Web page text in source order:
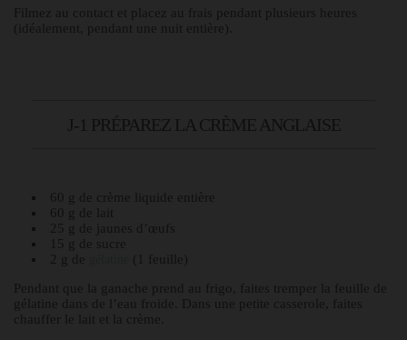
Filmez au contact et placez au frais pendant plusieurs heures
(idéalement, pendant une nuit entière).
J-1 PRÉPAREZ LA CRÈME ANGLAISE
60 g de crème liquide entière
60 g de lait
25 g de jaunes d’œufs
15 g de sucre
2 g de
(1 feuille)
Pendant que la ganache prend au frigo, faites tremper la feuille de
gélatine dans de l’eau froide. Dans une petite casserole, faites
chauffer le lait et la crème.